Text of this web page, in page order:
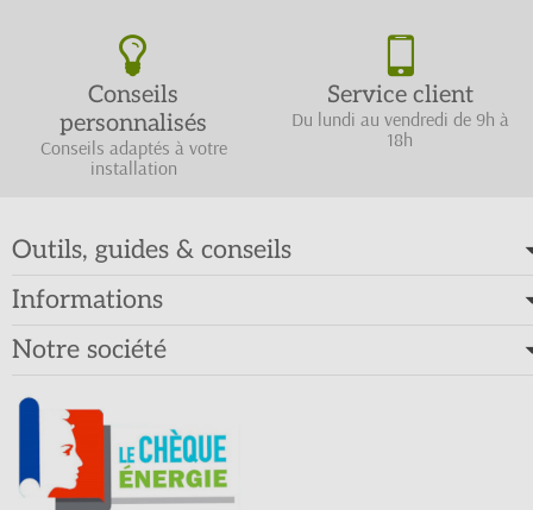
Conseils
personnalisés
Conseils adaptés à votre
installation
Service client
Du lundi au vendredi de 9h à
18h
Outils, guides & conseils
Informations
Notre société